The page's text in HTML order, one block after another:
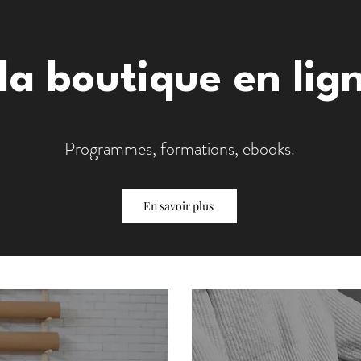
boutique en
Programmes, formations, ebooks.
En savoir plus